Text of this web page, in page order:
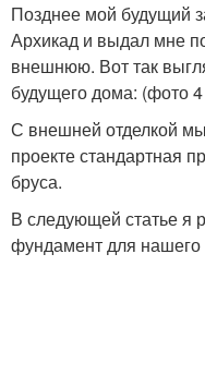
Позднее мой будущий
Архикад и выдал мне
внешнюю. Вот так
будущего дома: (фото
С внешней отделкой
проекте стандартная
бруса.
В следующей статье я
фундамент для нашего